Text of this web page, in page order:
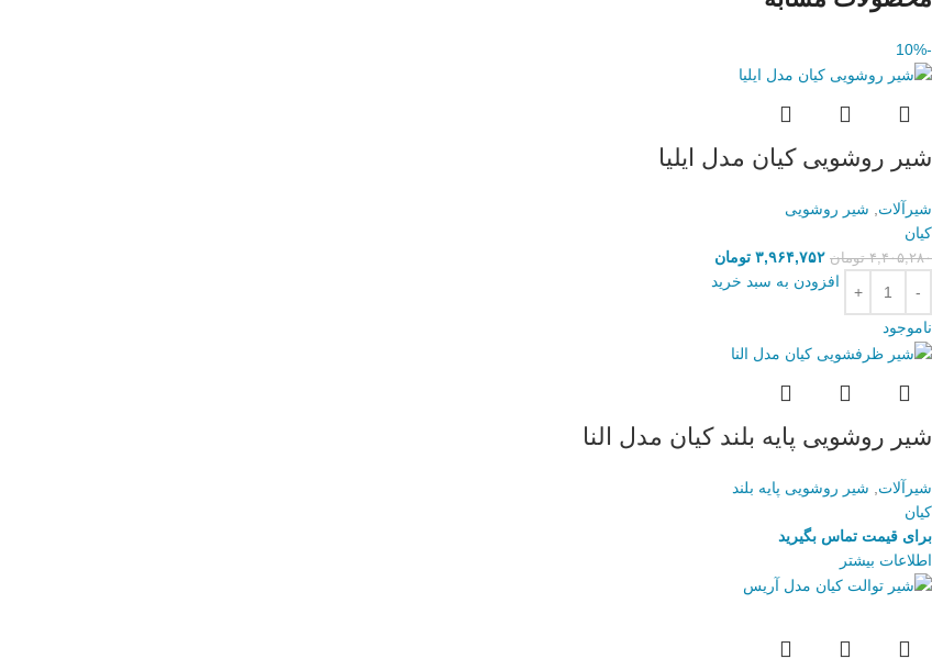
-10%
شیر روشویی کیان مدل ایلیا
شیرآلات, شیر روشویی
کیان
۴,۴۰۵,۲۸۰ تومان ۳,۹۶۴,۷۵۲ تومان
افزودن به سبد خرید
ناموجود
شیر روشویی پایه بلند کیان مدل النا
شیرآلات
شیر روشویی پایه بلند
کیان
برای قیمت تماس بگیرید
اطلاعات بیشتر